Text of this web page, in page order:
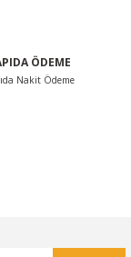
ÖDEME
Nakit Ödeme